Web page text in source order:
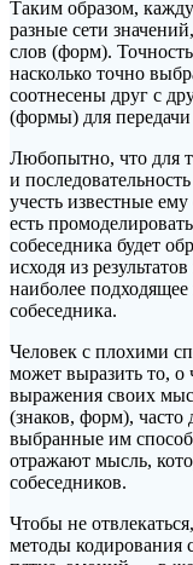
Таким образом,
разные сети
слов (форм).
насколько точно
соотнесены друг с
(формы) для передачи
Любопытно, что для
и
учесть известные
есть
собеседника будет
исходя из
наиболее
собеседника.
Человек с плохими
может выразить то, о
выражения своих
(знаков, форм), часто
выбранные им
отражают мысль,
собеседников.
Чтобы не
методы кодирования